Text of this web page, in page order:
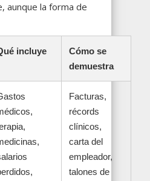
aunque la forma de
incluye
Cómo se
demuestra
Facturas,
récords
clínicos,
carta del
empleador,
talones de